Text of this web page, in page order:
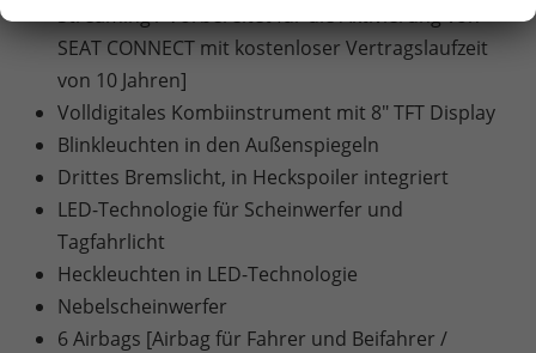
Streaming / Vorbereitet für die Aktivierung von
SEAT CONNECT mit kostenloser Vertragslaufzeit
von 10 Jahren]
Volldigitales Kombiinstrument mit 8" TFT Display
Blinkleuchten in den Außenspiegeln
Drittes Bremslicht, in Heckspoiler integriert
LED-Technologie für Scheinwerfer und
Tagfahrlicht
Heckleuchten in LED-Technologie
Nebelscheinwerfer
6 Airbags [Airbag für Fahrer und Beifahrer /